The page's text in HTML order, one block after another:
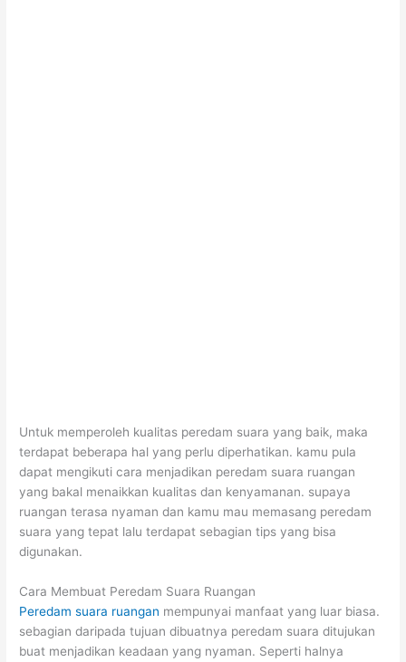
Untuk memperoleh kualitas peredam suara yang baik, maka
terdapat beberapa hal yang perlu diperhatikan. kamu pula
dapat mengikuti cara menjadikan peredam suara ruangan
yang bakal menaikkan kualitas dan kenyamanan. supaya
ruangan terasa nyaman dan kamu mau memasang peredam
suara yang tepat lalu terdapat sebagian tips yang bisa
digunakan.
Cara Membuat Peredam Suara Ruangan
Peredam suara ruangan mempunyai manfaat yang luar biasa.
sebagian daripada tujuan dibuatnya peredam suara ditujukan
buat menjadikan keadaan yang nyaman. Seperti halnya